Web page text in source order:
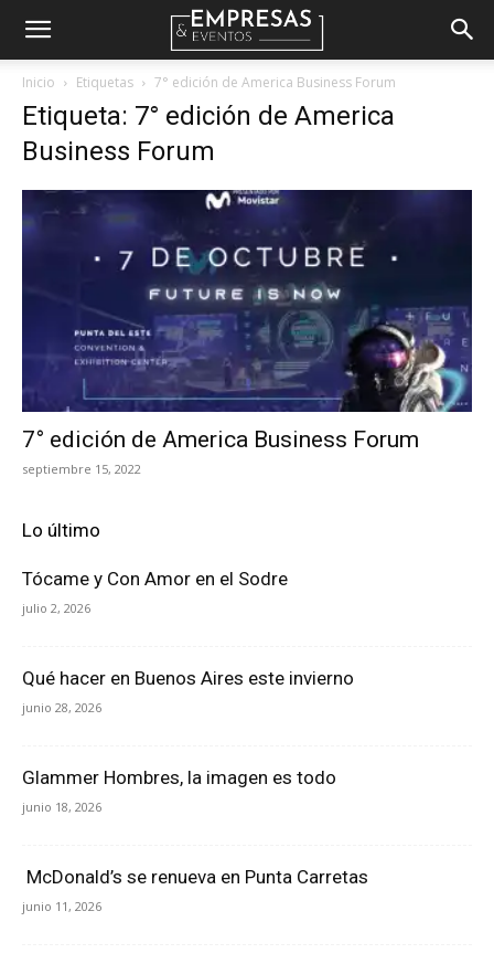
Empresas
Eventos
Inicio Etiquetas 7° edición de America Business Forum
Etiqueta: 7° edición de America
Business Forum
7° edición de America Business Forum
septiembre 15, 2022
Lo último
Tócame y Con Amor en el Sodre
julio 2, 2026
Qué hacer en Buenos Aires este invierno
junio 28, 2026
Glammer Hombres, la imagen es todo
junio 18, 2026
McDonald’s se renueva en Punta Carretas
junio 11, 2026